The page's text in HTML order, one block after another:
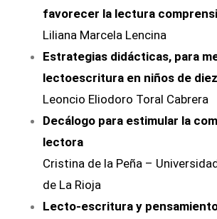
favorecer la lectura
Liliana Marcela Lencina
Estrategias didácticas, para
lectoescritura en niños de
Leoncio Eliodoro Toral Cabrera
Decálogo para estimular la
lectora
Cristina de la Peña –
de La Rioja
Lecto-escritura y